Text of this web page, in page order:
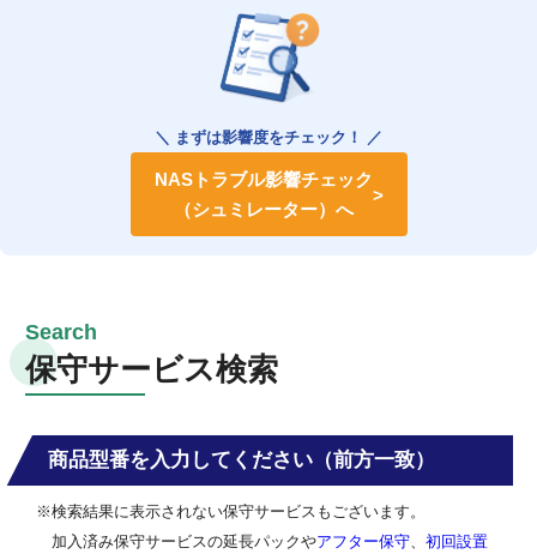
＼ まずは影響度をチェック！ ／
NASトラブル影響チェック
（シュミレーター）へ
保守サービス検索
商品型番を入力してください（前方一致）
※検索結果に表示されない保守サービスもございます。
加入済み保守サービスの延長パックやアフター保守
初回設置